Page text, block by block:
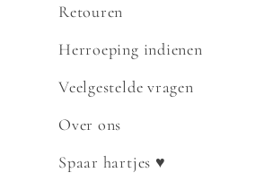
Retouren
Herroeping indienen
Veelgestelde vragen
Over ons
Spaar hartjes ♥